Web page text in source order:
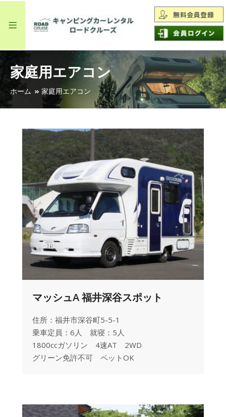
家庭用エアコン
ホーム 家庭用エアコン
マッシュA 福井深谷スポット
住所：福井市深谷町5-5-1
乗車定員：6人 就寝：5人
1800ccガソリン 4速AT 2WD
グリーン免許不可 ペットOK